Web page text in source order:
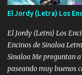
Especial sabe que lo
tomando con mujeres
bien cuidado bien
lo que hablo Entre lob...
El Jordy (Letra) Los
El Jordy (Letra) Los
Encinos de Sinaloa
Sinaloa Me preguntan
paseando muy buenos